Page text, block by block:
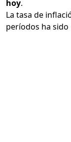
hoy.
La tasa de
períodos ha sido